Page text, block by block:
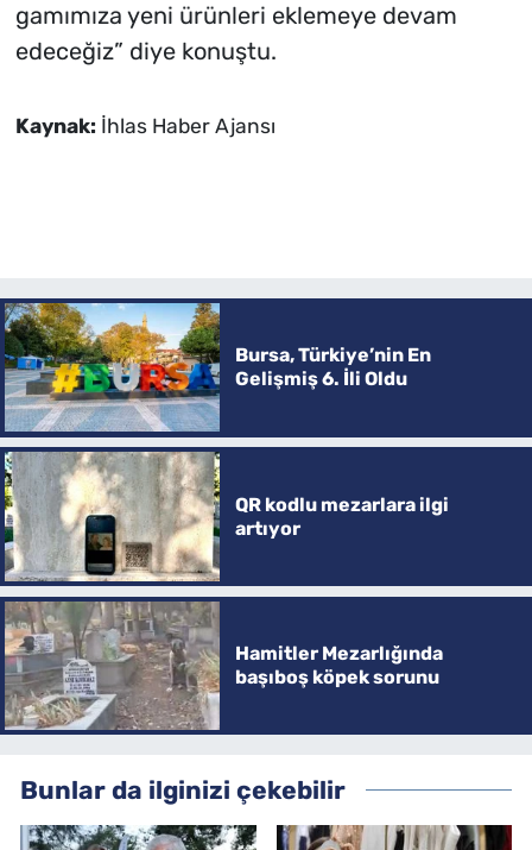
gamımıza yeni ürünleri eklemeye devam
edeceğiz” diye konuştu.
Kaynak: İhlas Haber Ajansı
Bursa, Türkiye’nin En
Gelişmiş 6. İli Oldu
QR kodlu mezarlara ilgi
artıyor
Hamitler Mezarlığında
başıboş köpek sorunu
Bunlar da ilginizi çekebilir